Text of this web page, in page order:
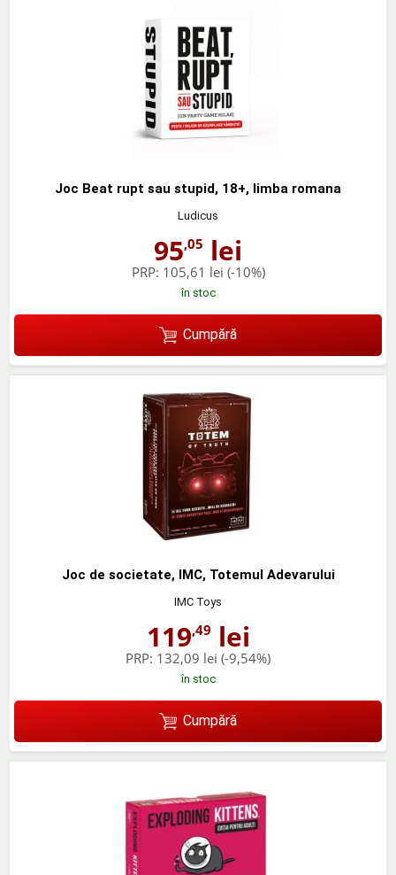
Joc Beat rupt sau stupid, 18+, limba romana
Ludicus
95,05 lei
PRP: 105,61 lei (-10%)
în stoc
Cumpără
Joc de societate, IMC, Totemul Adevarului
IMC Toys
119,49 lei
PRP: 132,09 lei (-9,54%)
în stoc
Cumpără